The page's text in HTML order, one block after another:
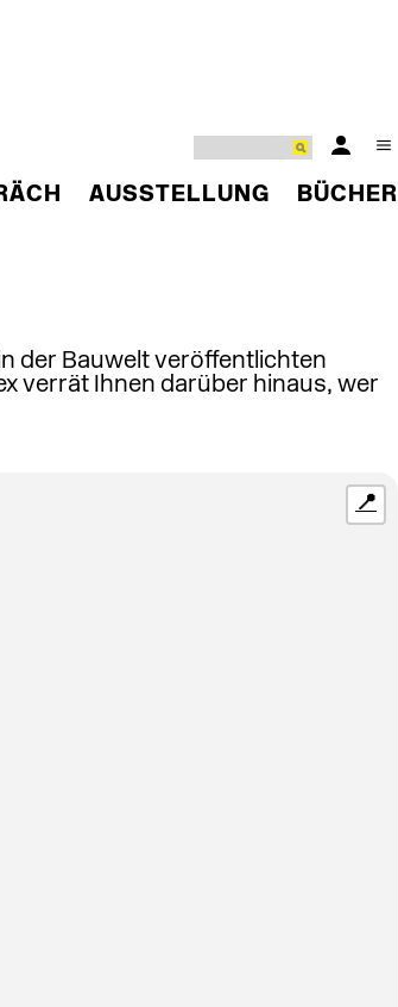
AUSSTELLUNG BÜCHER
der Bauwelt veröffentlichten
verrät Ihnen darüber hinaus, wer
📍